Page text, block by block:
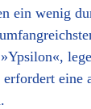
ein wenig
eine